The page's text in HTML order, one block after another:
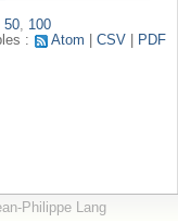
50, 100
:
Atom CSV PDF
Philippe Lang